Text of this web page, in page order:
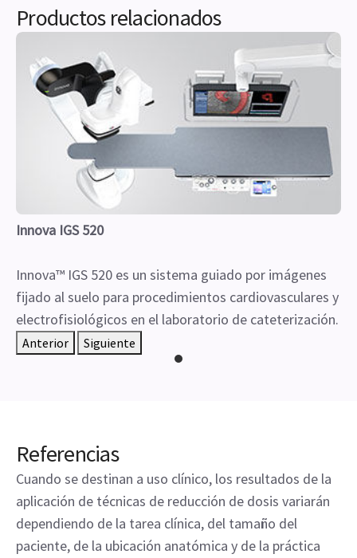
Productos relacionados
Innova IGS 520
Innova™ IGS 520 es un sistema guiado por imágenes
fijado al suelo para procedimientos cardiovasculares y
electrofisiológicos en el laboratorio de cateterización.
Anterior Siguiente
Referencias
Cuando se destinan a uso clínico, los resultados de la
aplicación de técnicas de reducción de dosis variarán
dependiendo de la tarea clínica, del tamaño del
paciente, de la ubicación anatómica y de la práctica